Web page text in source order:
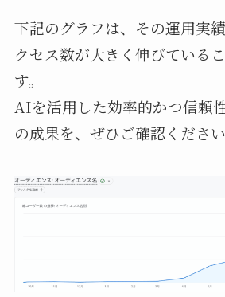
下記のグラフは、その運用実
クセス数が大きく伸びている
す。
AIを活用した効率的かつ信頼
の成果を、ぜひご確認ください